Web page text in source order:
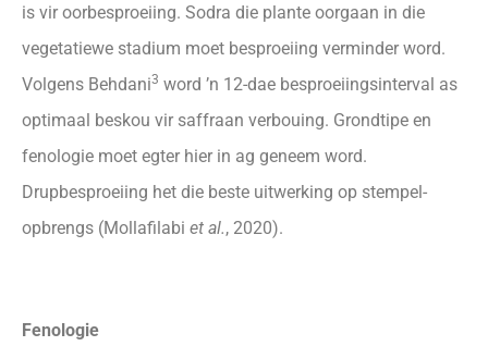
is vir oorbesproeiing. Sodra die plante oorgaan in die
vegetatiewe stadium moet besproeiing verminder word.
Volgens Behdani3 word ’n 12-dae besproeiingsinterval as
optimaal beskou vir saffraan verbouing. Grondtipe en
fenologie moet egter hier in ag geneem word.
Drupbesproeiing het die beste uitwerking op stempel-
opbrengs (Mollafilabi et al., 2020).
Fenologie